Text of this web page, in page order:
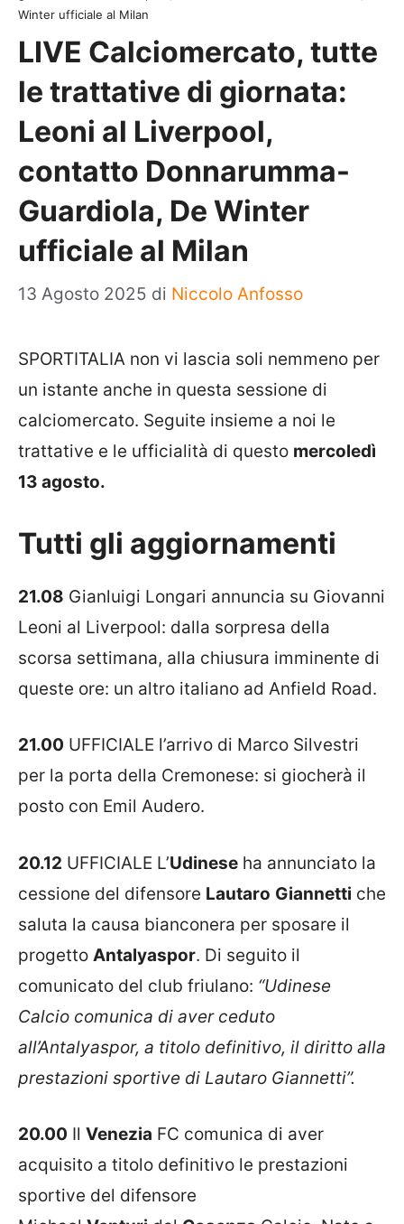
Winter ufficiale al Milan
LIVE Calciomercato, tutte
le trattative di giornata:
Leoni al Liverpool,
contatto Donnarumma-
Guardiola, De Winter
ufficiale al Milan
13 Agosto 2025 di Niccolo Anfosso
SPORTITALIA non vi lascia soli nemmeno per
un istante anche in questa sessione di
calciomercato. Seguite insieme a noi le
trattative e le ufficialità di questo mercoledì
13 agosto.
Tutti gli aggiornamenti
21.08 Gianluigi Longari annuncia su Giovanni
Leoni al Liverpool: dalla sorpresa della
scorsa settimana, alla chiusura imminente di
queste ore: un altro italiano ad Anfield Road.
21.00 UFFICIALE l’arrivo di Marco Silvestri
per la porta della Cremonese: si giocherà il
posto con Emil Audero.
20.12 UFFICIALE L’Udinese ha annunciato la
cessione del difensore Lautaro Giannetti che
saluta la causa bianconera per sposare il
progetto Antalyaspor. Di seguito il
comunicato del club friulano: “Udinese
Calcio comunica di aver ceduto
all’Antalyaspor, a titolo definitivo, il diritto alla
prestazioni sportive di Lautaro Giannetti”.
20.00 Il Venezia FC comunica di aver
acquisito a titolo definitivo le prestazioni
sportive del difensore